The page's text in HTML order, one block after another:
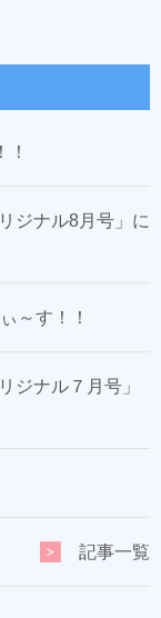
ジナル8月号」に
～す！！
ジナル７月号」
記事一覧